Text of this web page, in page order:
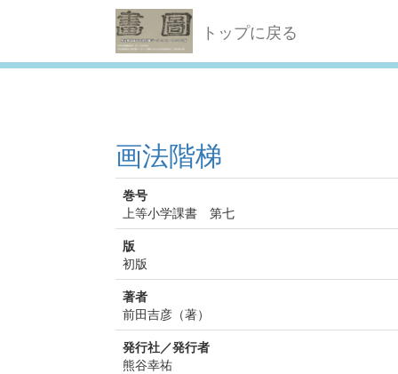
トップに戻る
画法階梯
巻号
上等小学課書 第七
版
初版
著者
前田吉彦（著）
発行社／発行者
熊谷幸祐